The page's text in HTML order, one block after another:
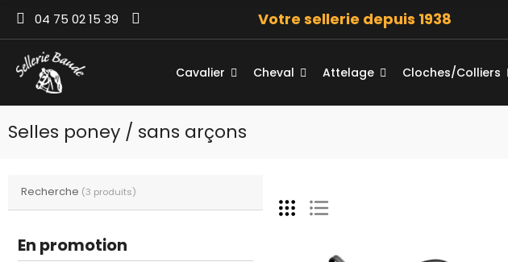
04 75 02 15 39 Votre sellerie depuis 1938
Cavalier Cheval Attelage Cloches/Colliers
Selles poney / sans arçons
Recherche (3 produits)
En promotion